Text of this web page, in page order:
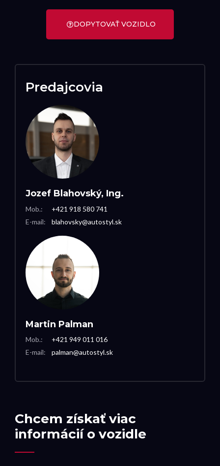
Chcem získať viac
informácií o vozidle
DOPYTOVAŤ VOZIDLO
Predajcovia
Jozef Blahovský, Ing.
Mob.:
E-mail:
+421 918 580 741
blahovsky@autostyl.sk
Martin Palman
Mob.:
E-mail:
+421 949 011 016
palman@autostyl.sk